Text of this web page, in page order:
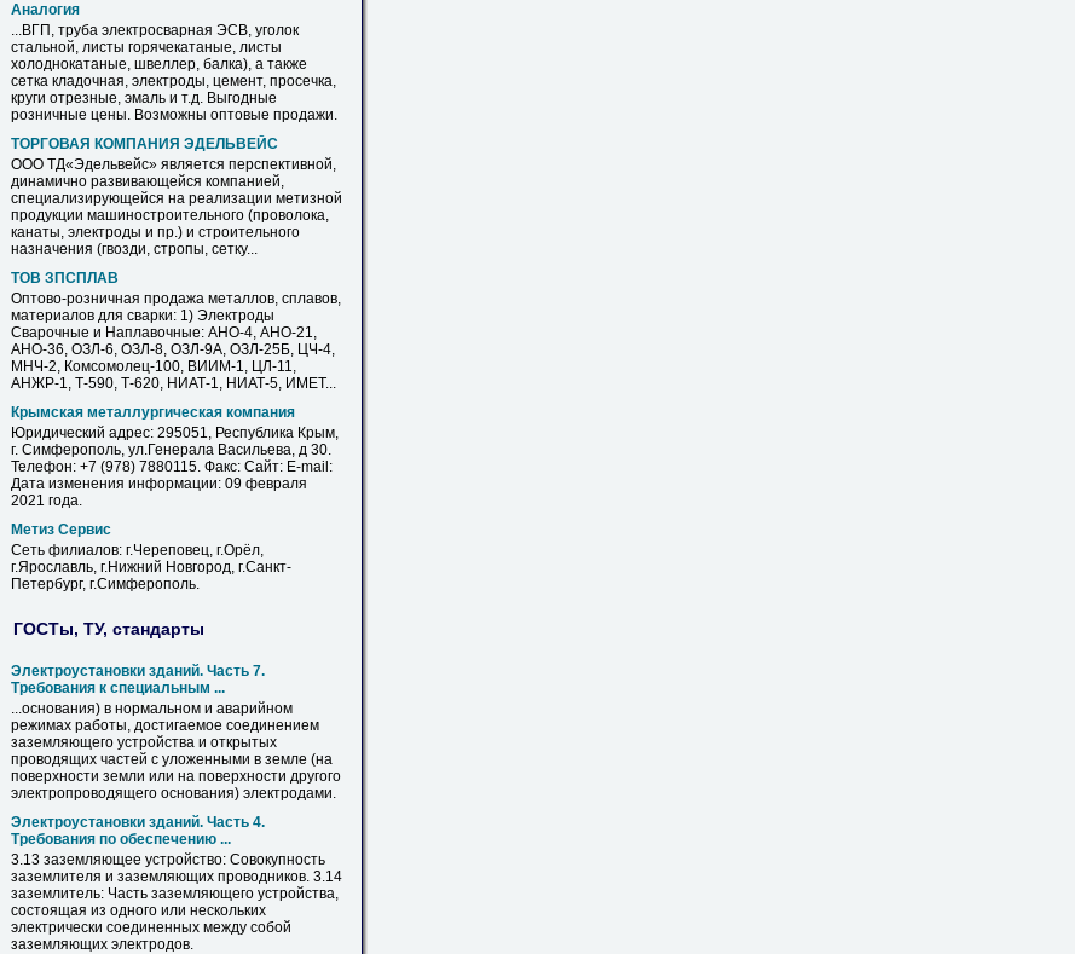
Аналогия
...ВГП, труба электросварная ЭСВ, уголок
стальной, листы горячекатаные, листы
холоднокатаные, швеллер, балка), а также
сетка кладочная, электроды, цемент, просечка,
круги отрезные, эмаль и т.д. Выгодные
розничные цены. Возможны оптовые продажи.
ТОРГОВАЯ КОМПАНИЯ ЭДЕЛЬВЕЙС
ООО ТД«Эдельвейс» является перспективной,
динамично развивающейся компанией,
специализирующейся на реализации метизной
продукции машиностроительного (проволока,
канаты, электроды и пр.) и строительного
назначения (гвозди, стропы, сетку...
ТОВ ЗПСПЛАВ
Оптово-розничная продажа металлов, сплавов,
материалов для сварки: 1) Электроды
Сварочные и Наплавочные: АНО-4, АНО-21,
АНО-36, ОЗЛ-6, ОЗЛ-8, ОЗЛ-9А, ОЗЛ-25Б, ЦЧ-4,
МНЧ-2, Комсомолец-100, ВИИМ-1, ЦЛ-11,
АНЖР-1, Т-590, Т-620, НИАТ-1, НИАТ-5, ИМЕТ...
Крымская металлургическая компания
Юридический адрес: 295051, Республика Крым,
г. Симферополь, ул.Генерала Васильева, д 30.
Телефон: +7 (978) 7880115. Факс: Сайт: E-mail:
Дата изменения информации: 09 февраля
2021 года.
Метиз Сервис
Сеть филиалов: г.Череповец, г.Орёл,
г.Ярославль, г.Нижний Новгород, г.Санкт-
Петербург, г.Симферополь.
ГОСТы, ТУ, стандарты
Электроустановки зданий. Часть 7.
Требования к специальным ...
...основания) в нормальном и аварийном
режимах работы, достигаемое соединением
заземляющего устройства и открытых
проводящих частей с уложенными в земле (на
поверхности земли или на поверхности другого
электропроводящего основания) электродами.
Электроустановки зданий. Часть 4.
Требования по обеспечению ...
3.13 заземляющее устройство: Совокупность
заземлителя и заземляющих проводников. 3.14
заземлитель: Часть заземляющего устройства,
состоящая из одного или нескольких
электрически соединенных между собой
заземляющих электродов.